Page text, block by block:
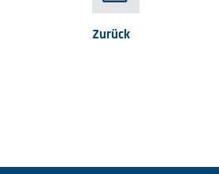
Zurück